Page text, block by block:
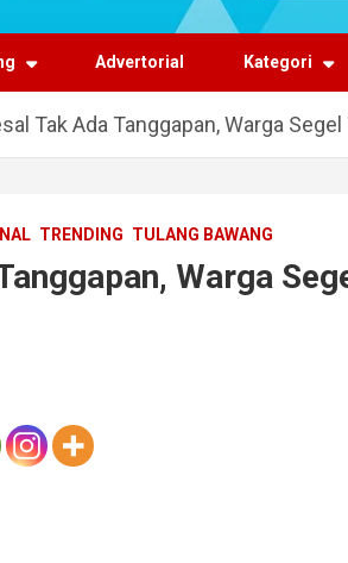
Advertorial Kategori
Tak Ada Tanggapan, Warga
TRENDING TULANG BAWANG
Warga